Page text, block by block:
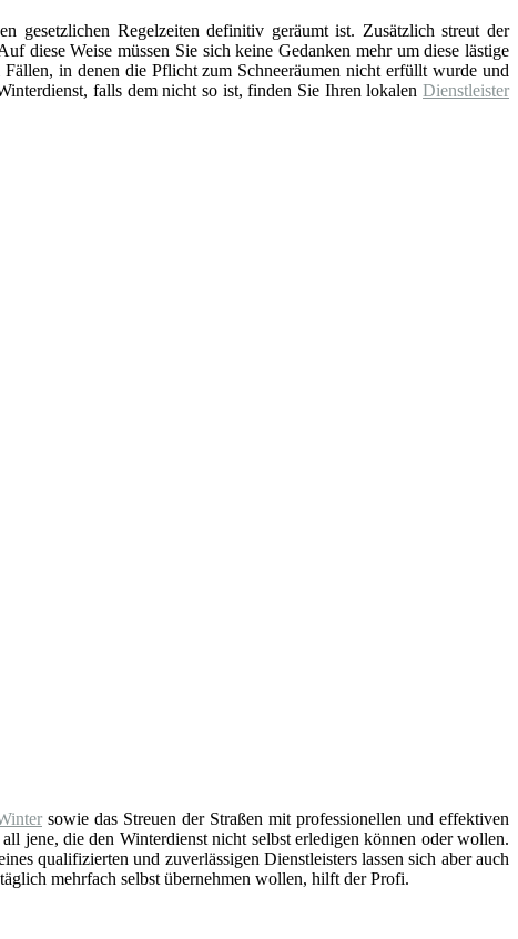
gesetzlichen Regelzeiten definitiv geräumt ist. Zusätzlich streut der
diese Weise müssen Sie sich keine Gedanken mehr um diese lästige
in denen die Pflicht zum Schneeräumen nicht erfüllt wurde und
falls dem nicht so ist, finden Sie Ihren lokalenDienstleister
sowie das Streuen der Straßen mit professionellen und effektiven
jene, die den Winterdienst nicht selbst erledigen können oder wollen.
qualifizierten und zuverlässigen Dienstleisters lassen sich aber auch
mehrfach selbst übernehmen wollen, hilft der Profi.